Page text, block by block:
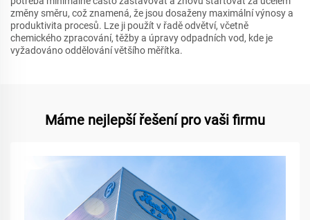
změny směru, což znamená, že jsou dosaženy maximální výnosy a
produktivita procesů. Lze ji použít v řadě odvětví, včetně
chemického zpracování, těžby a úpravy odpadních vod, kde je
vyžadováno oddělování většího měřítka.
Máme nejlepší řešení pro vaši firmu